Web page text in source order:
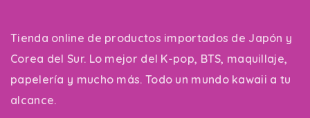
Tienda online de productos importados de Japón y
Corea del Sur. Lo mejor del K-pop, BTS, maquillaje,
papelería y mucho más. Todo un mundo kawaii a tu
alcance.